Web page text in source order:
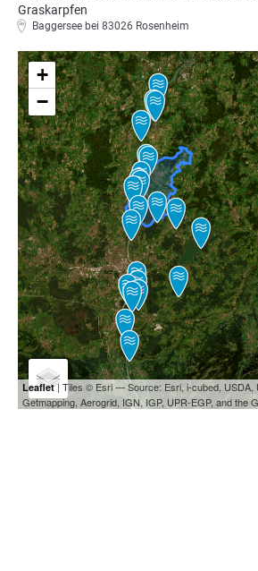
Graskarpfen
Baggersee bei 83026 Rosenheim
+
−
Leaflet| Tiles © Esri — Source: Esri, i-cubed, USDA,
Getmapping, Aerogrid, IGN, IGP, UPR-EGP, and the